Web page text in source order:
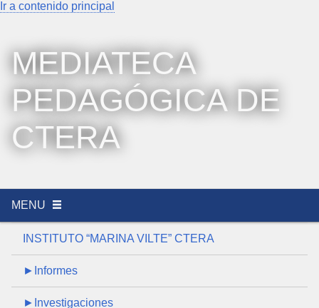
Ir a contenido principal
MEDIATECA
PEDAGÓGICA DE
CTERA
MENU
INSTITUTO “MARINA VILTE” CTERA
►Informes
►Investigaciones